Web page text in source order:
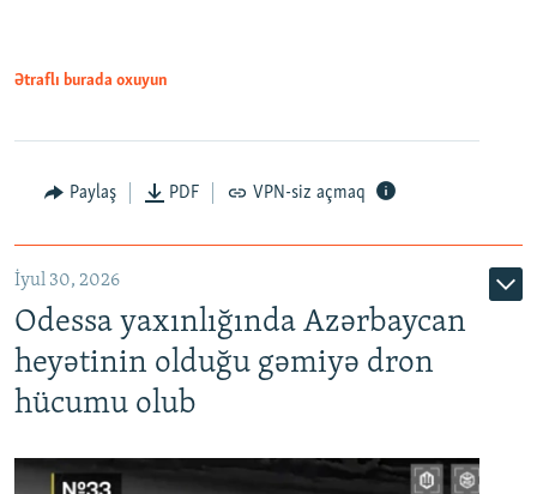
Ətraflı burada oxuyun
Paylaş PDF VPN-siz açmaq
İyul 30, 2026
Odessa yaxınlığında Azərbaycan
heyətinin olduğu gəmiyə dron
hücumu olub